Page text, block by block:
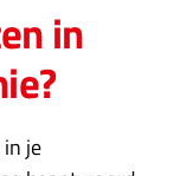
in
je